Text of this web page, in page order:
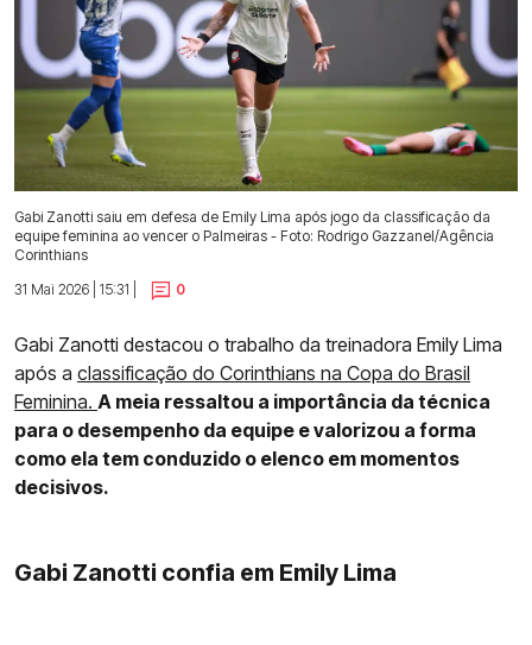
Gabi Zanotti saiu em defesa de Emily Lima após jogo da classificação da
equipe feminina ao vencer o Palmeiras - Foto: Rodrigo Gazzanel/Agência
Corinthians
31 Mai 2026 | 15:31 |
0
Gabi Zanotti destacou o trabalho da treinadora Emily Lima
após a classificação do Corinthians na Copa do Brasil
Feminina. A meia ressaltou a importância da técnica
para o desempenho da equipe e valorizou a forma
como ela tem conduzido o elenco em momentos
decisivos.
Gabi Zanotti confia em Emily Lima